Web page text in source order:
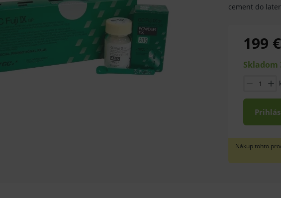
cement do
199 €
Skladom
Nákup tohto